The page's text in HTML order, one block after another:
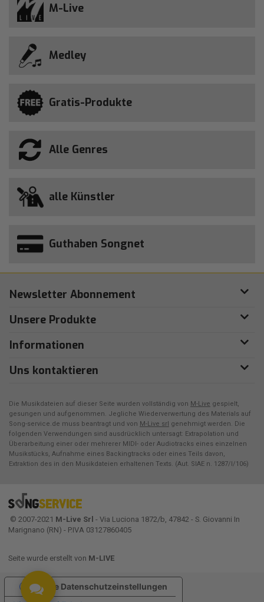
M-Live
Medley
Gratis-Produkte
Alle Genres
alle Künstler
Guthaben Songnet
Newsletter Abonnement
Unsere Produkte
Informationen
Uns kontaktieren
Die Musikdateien auf dieser Seite wurden vollständig von M-Live gespielt,
gesungen und aufgenommen. Jegliche Wiederverwertung des Materials auf
Song-service.de muss beantragt und von M-Live srl genehmigt werden. Die
folgenden Verwendungen sind ausdrücklich untersagt: Extrapolation und
Überarbeitung einer oder mehrerer MIDI- oder Audiotracks eines einzelnen
Musikstücks, Aufnahme eines Backingtracks oder eines Teils davon,
Extraktion des in den Musikdateien erhaltenen Texts. (Aut. SIAE n. 1287/I/106)
© 2007-2021 M-Live Srl - Via Luciona 1872/b, 47842 - S. Giovanni In
Marignano (RN) - P.IVA 03127860405
Seite wurde erstellt von M-LIVE
Ihre Datenschutzeinstellungen